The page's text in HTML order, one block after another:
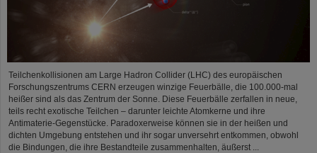
Teilchenkollisionen am Large Hadron Collider (LHC) des europäischen
Forschungszentrums CERN erzeugen winzige Feuerbälle, die 100.000-mal
heißer sind als das Zentrum der Sonne. Diese Feuerbälle zerfallen in neue,
teils recht exotische Teilchen – darunter leichte Atomkerne und ihre
Antimaterie-Gegenstücke. Paradoxerweise können sie in der heißen und
dichten Umgebung entstehen und ihr sogar unversehrt entkommen, obwohl
die Bindungen, die ihre Bestandteile zusammenhalten, äußerst ...